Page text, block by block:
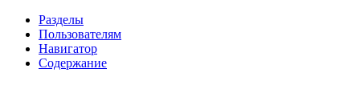
Разделы
Пользователям
Навигатор
Содержание